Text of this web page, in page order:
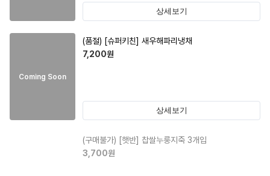
상세보기
Coming Soon
(품절) [슈퍼키친] 새우해파리냉채
7,200원
상세보기
(구매불가) [햇반] 찹쌀누룽지죽 3개입
3,700원